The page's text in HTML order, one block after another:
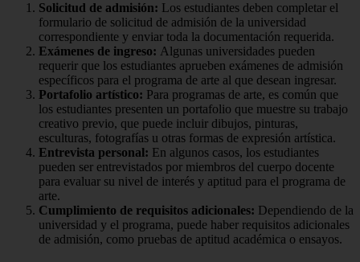
Solicitud de admisión: Los estudiantes deben completar el
formulario de solicitud de admisión de la universidad
correspondiente y enviar toda la documentación requerida.
Exámenes de ingreso: Algunas universidades pueden
requerir que los estudiantes aprueben exámenes de admisión
específicos para el programa de arte al que desean ingresar.
Portafolio artístico: Para programas de arte, es común que
los estudiantes presenten un portafolio que muestre su trabajo
creativo previo, que puede incluir dibujos, pinturas,
esculturas, fotografías u otras formas de expresión artística.
Entrevista personal: En algunos casos, los estudiantes
pueden ser entrevistados por miembros del cuerpo docente
para evaluar su nivel de interés y aptitud para el programa de
arte.
Cumplimiento de requisitos adicionales: Dependiendo de la
universidad y el programa, puede haber requisitos adicionales
de admisión, como pruebas de aptitud académica o ensayos.